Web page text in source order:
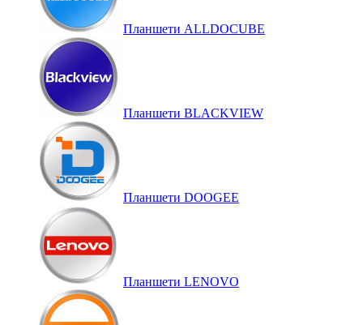
Планшети ALLDOCUBE
Планшети BLACKVIEW
Планшети DOOGEE
Планшети LENOVO